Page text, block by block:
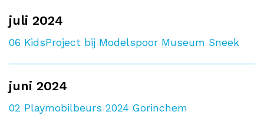
juli 2024
06 KidsProject bij Modelspoor Museum Sneek
juni 2024
02 Playmobilbeurs 2024 Gorinchem